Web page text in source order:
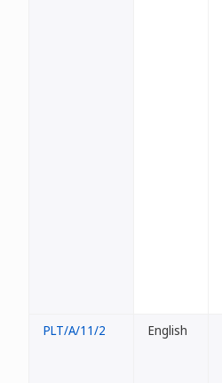
PLT/A/11/2 English